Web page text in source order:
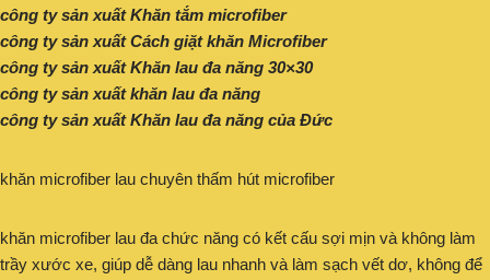
công ty sản xuất Khăn tắm microfiber
công ty sản xuất Cách giặt khăn Microfiber
công ty sản xuất Khăn lau đa năng 30×30
công ty sản xuất khăn lau đa năng
công ty sản xuất Khăn lau đa năng của Đức
khăn microfiber lau chuyên thấm hút microfiber
khăn microfiber lau đa chức năng có kết cấu sợi mịn và không làm
trầy xước xe, giúp dễ dàng lau nhanh và làm sạch vết dơ, không để